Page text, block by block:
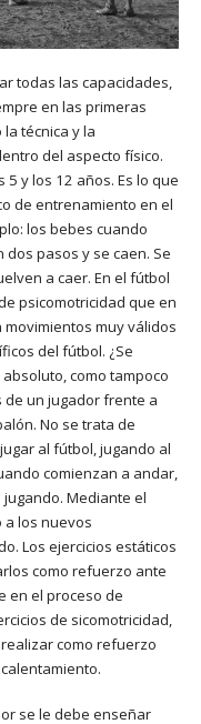
todas las capacidades,
en las primeras
técnica y la
del aspecto físico.
y los 12 años. Es lo que
de entrenamiento en el
los bebes cuando
pasos y se caen. Se
a caer. En el fútbol
psicomotricidad que en
muy válidos
del fútbol. ¿Se
como tampoco
de un jugador frente a
No se trata de
al fútbol, jugando al
comienzan a andar,
Mediante el
los nuevos
Los ejercicios estáticos
como refuerzo ante
en el proceso de
de sicomotricidad,
como refuerzo
se le debe enseñar